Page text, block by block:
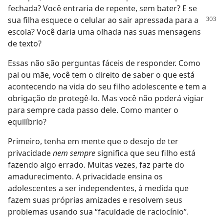
fechada? Você entraria de repente, sem bater? E se
sua filha esquece o celularao sair apressada para a
escola? Você daria uma olhada nas suas mensagens
de texto?
Essas não são perguntas fáceis de responder. Como
pai ou mãe, você tem o direito de saber o que está
acontecendo na vida do seu filho adolescente e tem a
obrigação de protegê-lo. Mas você não poderá vigiar
para sempre cada passo dele. Como manter o
equilíbrio?
Primeiro, tenha em mente que o desejo de ter
privacidadenem sempresignifica que seu filho está
fazendo algo errado. Muitas vezes, faz parte do
amadurecimento. A privacidade ensina os
adolescentes a ser independentes, à medida que
fazem suas próprias amizades e resolvem seus
problemas usando sua “faculdade de raciocínio”.